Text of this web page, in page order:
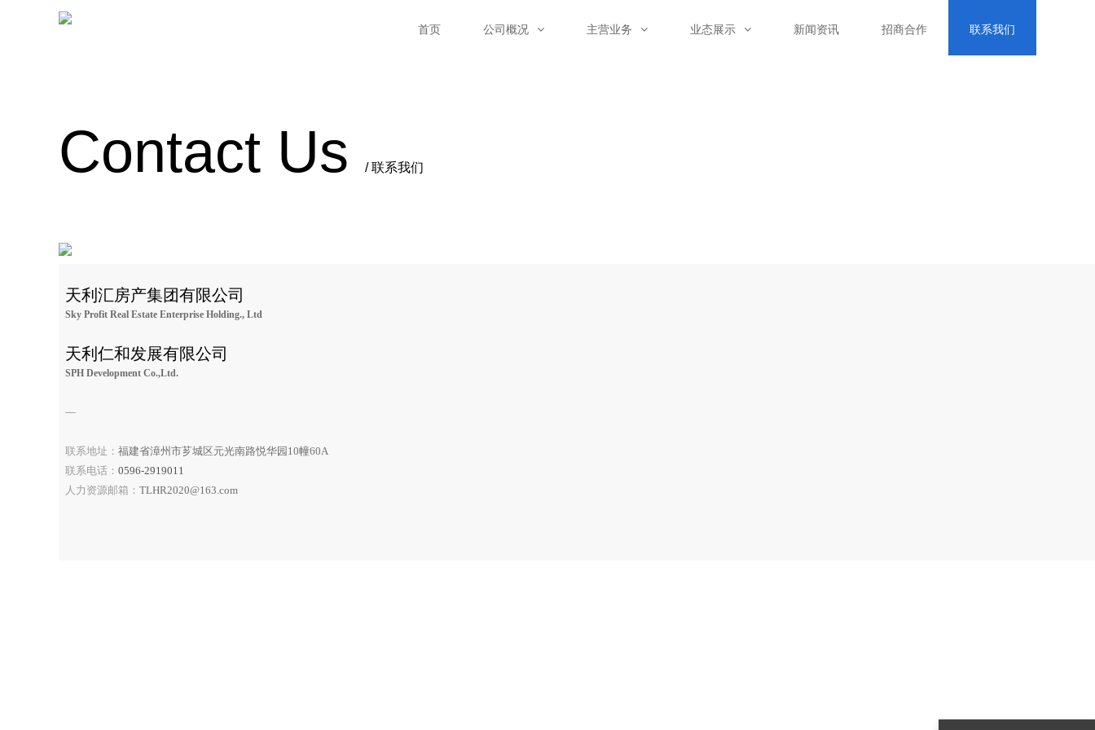
首页 公司概况 主营业务 业态展示 新闻资讯 招商合作 联系我们
Contact Us / 联系我们
天利汇房产集团有限公司
Sky Profit Real Estate Enterprise Holding., Ltd
天利仁和发展有限公司
SPH Development Co.,Ltd.
—
联系地址： 福建省漳州市芗城区元光南路悦华园10幢60A
联系电话： 0596-2919011
人力资源邮箱： TLHR2020@163.com